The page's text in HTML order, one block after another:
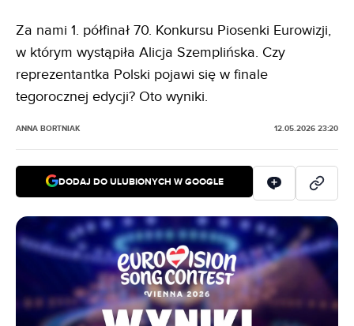
Za nami 1. półfinał 70. Konkursu Piosenki Eurowizji,
w którym wystąpiła Alicja Szemplińska. Czy
reprezentantka Polski pojawi się w finale
tegorocznej edycji? Oto wyniki.
ANNA BORTNIAK 12.05.2026 23:20
DODAJ DO ULUBIONYCH W GOOGLE